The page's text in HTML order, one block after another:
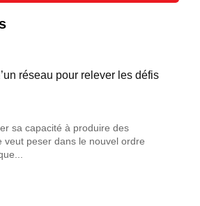
réseau pour relever les défis
sa capacité à produire des
veut peser dans le nouvel ordre